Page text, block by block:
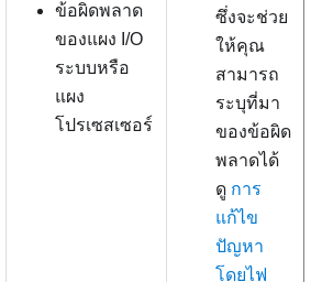
ข้อผิดพลาด
ของแผง I/O
ระบบหรือ
แผง
โปรเซสเซอร์
ซึ่งจะช่วย
ให้คุณ
สามารถ
ระบุที่มา
ของข้อผิด
พลาดได้
ดู การ
แก้ไข
ปัญหา
โดยไฟ